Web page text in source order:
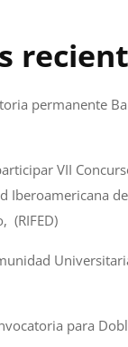
permanente
VII
Iberoamericana
(RIFED)
para